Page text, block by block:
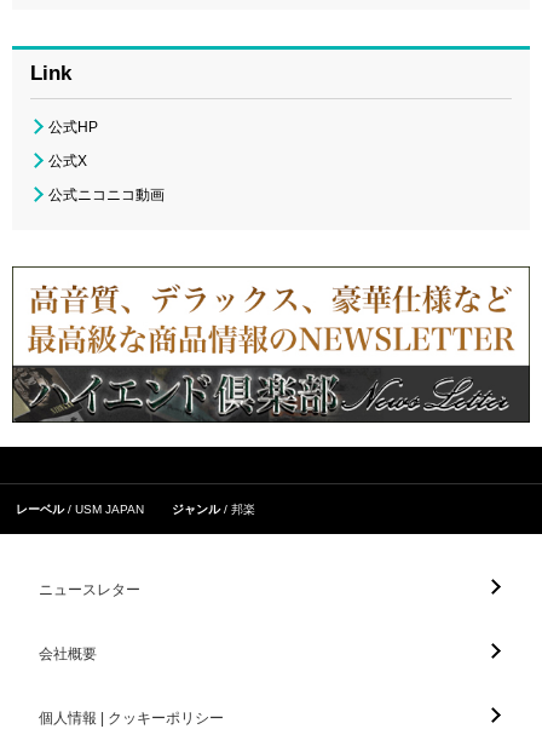
Link
公式HP
公式X
公式ニコニコ動画
レーベル USM JAPAN ジャンル 邦楽
ニュースレター
会社概要
個人情報 | クッキーポリシー